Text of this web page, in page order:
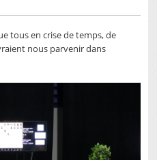
tous en crise de temps, de
nous parvenir dans